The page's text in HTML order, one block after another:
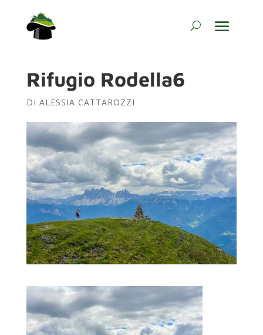
Rifugio Rodella6
DI ALESSIA CATTAROZZI